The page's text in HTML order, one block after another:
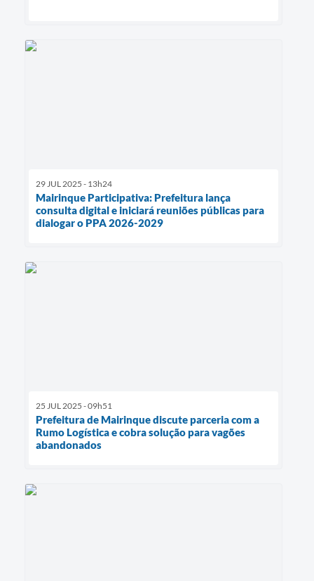
29 JUL 2025 - 13h24
Mairinque Participativa: Prefeitura lança
consulta digital e iniciará reuniões públicas para
dialogar o PPA 2026-2029
25 JUL 2025 - 09h51
Prefeitura de Mairinque discute parceria com a
Rumo Logística e cobra solução para vagões
abandonados